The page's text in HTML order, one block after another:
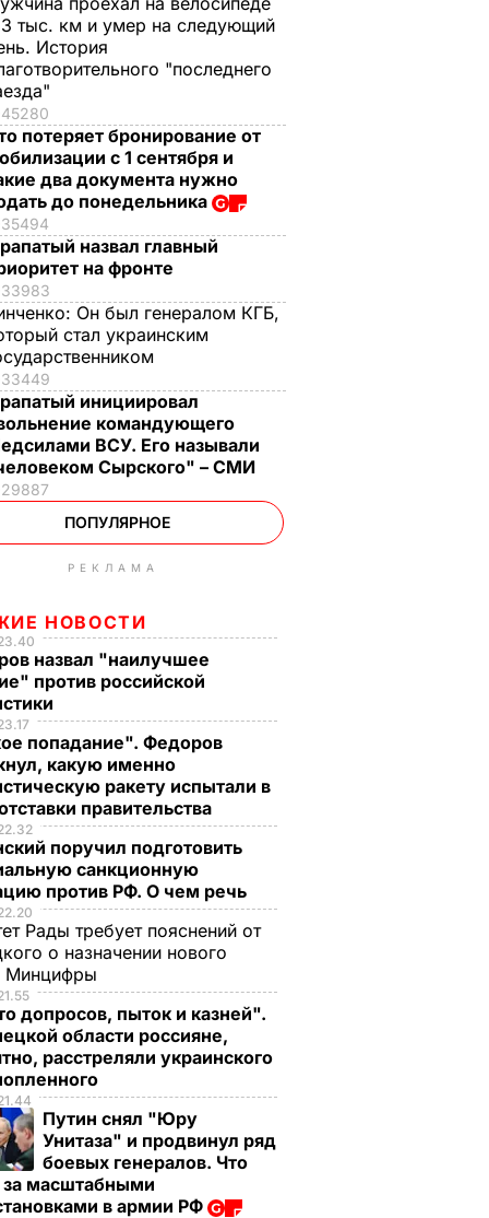
тыс. км и умер на следующий
История
"последнего
45280
потеряет бронирование от
с 1 сентября и
два документа нужно
до понедельника
35494
назвал главный
на фронте
33983
Он был генералом КГБ,
стал украинским
33449
инициировал
командующего
ВСУ. Его называли
Сырского" – СМИ
29887
ПОПУЛЯРНОЕ
РЕКЛАМА
НОВОСТИ
назвал "наилучшее
против российской
попадание". Федоров
какую именно
ракету испытали в
правительства
поручил подготовить
санкционную
против РФ. О чем речь
Рады требует пояснений от
о назначении нового
Минцифры
допросов, пыток и казней".
области россияне,
расстреляли украинского
Путин снял "Юру
Унитаза" и продвинул ряд
боевых генералов. Что
за масштабными
в армии РФ